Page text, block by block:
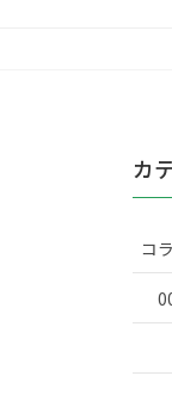
カ
コ